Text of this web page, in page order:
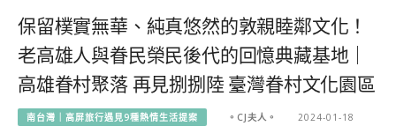
保留樸實無華、純真悠然的敦親睦鄰文化！
老高雄人與眷民榮民後代的回憶典藏基地｜
高雄眷村聚落 再見捌捌陸 臺灣眷村文化園區
南台灣｜高屏旅行遇見9種熱情生活提案 。CJ夫人。 2024-01-18